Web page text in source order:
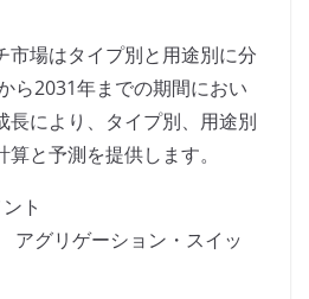
市場はタイプ別と用途別に分
ら2031年までの期間におい
長により、タイプ別、用途別
と予測を提供します。
ト
アグリゲーション・スイッ